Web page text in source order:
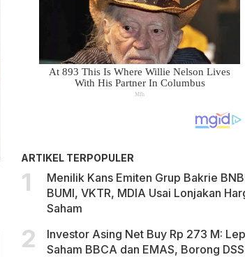
ARTIKEL TERPOPULER
Menilik Kans Emiten Grup Bakrie
BUMI, VKTR, MDIA Usai Lonjakan
Saham
Investor Asing Net Buy Rp 273 M:
Saham BBCA dan EMAS, Borong